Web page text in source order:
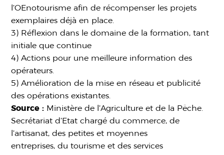
l’OEnotourisme afin de récompenser les projets
exemplaires déjà en place.
3) Réflexion dans le domaine de la formation, tant
initiale que continue
4) Actions pour une meilleure information des
opérateurs.
5) Amélioration de la mise en réseau et publicité
des opérations existantes.
Source : Ministère de l’Agriculture et de la Pêche.
Secrétariat d’Etat chargé du commerce, de
l’artisanat, des petites et moyennes
entreprises, du tourisme et des services